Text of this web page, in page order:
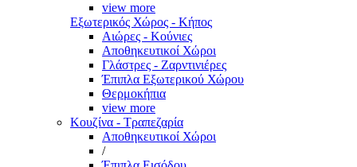
view more
Εξωτερικός Χώρος - Κήπος
Αιώρες - Κούνιες
Αποθηκευτικοί Χώροι
Γλάστρες - Ζαρντινιέρες
Έπιπλα Εξωτερικού Χώρου
Θερμοκήπια
view more
Κουζίνα - Τραπεζαρία
Αποθηκευτικοί Χώροι
/